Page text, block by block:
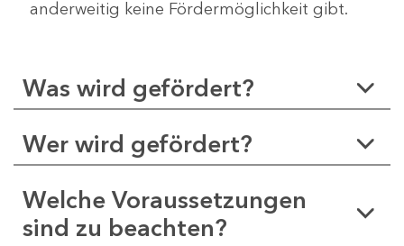
anderweitig keine Fördermöglichkeit gibt.
Was wird gefördert?
Wer wird gefördert?
Welche Voraussetzungen
sind zu beachten?